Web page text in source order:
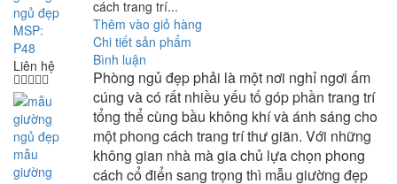
ngủ đẹp
MSP:
P48
Liên hệ
mẫu
giường
cách trang trí...
Thêm vào giỏ hàng
Chi tiết sản phẩm
Bình luận
Phòng ngủ đẹp phải là một nơi nghỉ ngơi ấm
cúng và có rất nhiều yếu tố góp phần trang trí
tổng thể cùng bầu không khí và ánh sáng cho
một phong cách trang trí thư giãn. Với những
không gian nhà mà gia chủ lựa chọn phong
cách cổ điển sang trọng thì mẫu giường đẹp